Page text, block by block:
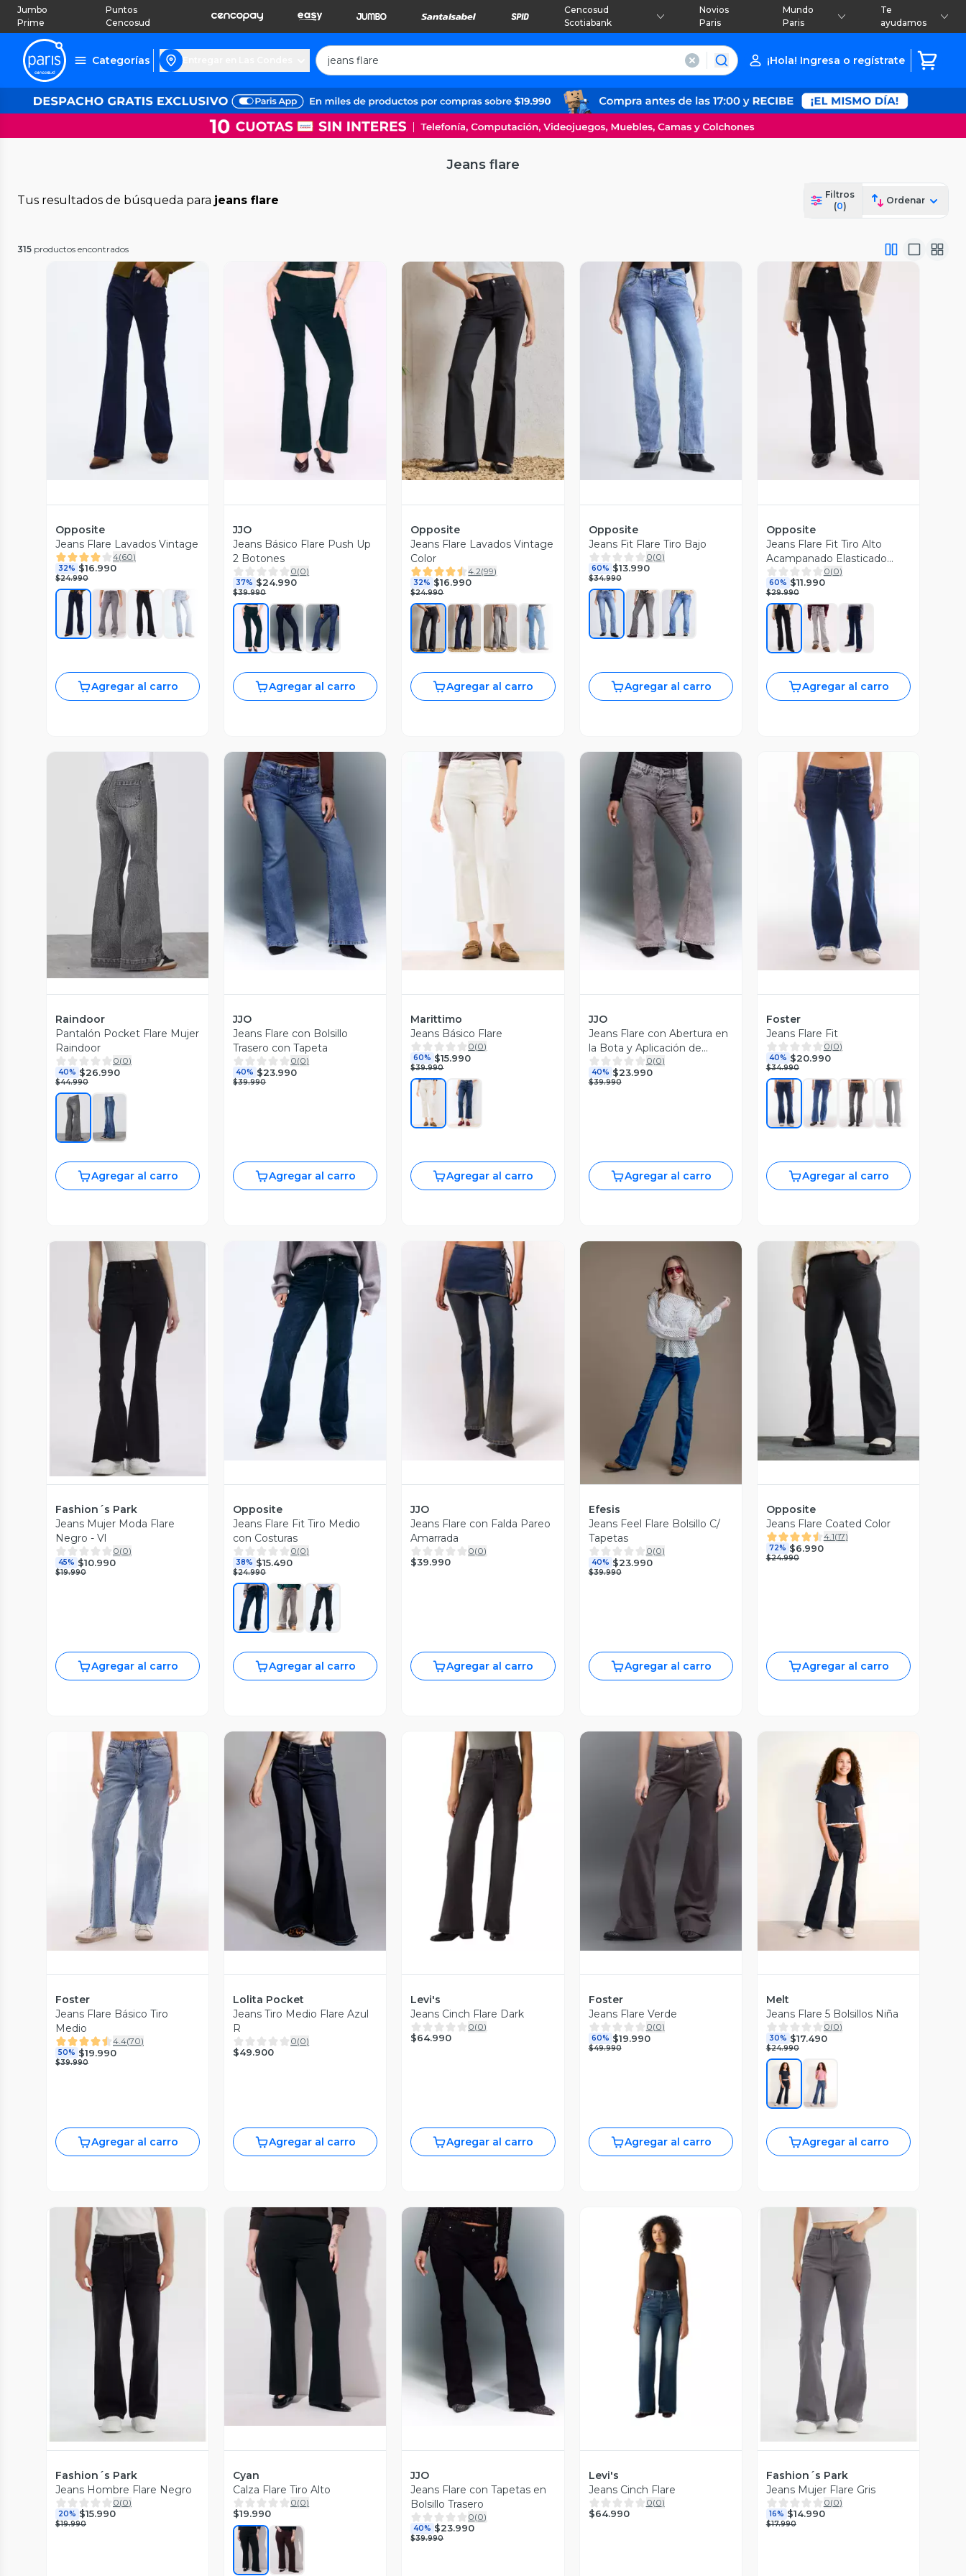
Jumbo
Prime
Puntos
Cencosud
Cencosud
Scotiabank
Novios
Paris
Mundo
Paris
Te
ayudamos
Categorías ¡Hola! Ingresa o regístrate
Jeans flare
Tus resultados de búsqueda para jeans flare
Filtros
(0)
Ordenar
315 productos encontrados
Vista Previa
Opposite
Jeans Flare Lavados Vintage
4(60)
32% $16.990
$24.990
Agregar al carro
Vista Previa
JJO
Jeans Básico Flare Push Up
2 Botones
0(0)
37% $24.990
$39.990
Agregar al carro
Vista Previa
Opposite
Jeans Flare Lavados Vintage
Color
4.2(99)
32% $16.990
$24.990
Agregar al carro
Vista Previa
Opposite
Jeans Fit Flare Tiro Bajo
0(0)
60% $13.990
$34.990
Agregar al carro
Vista Previa
Opposite
Jeans Flare Fit Tiro Alto
Acampanado Elasticado
Cargo
0(0)
60% $11.990
$29.990
Agregar al carro
Vista Previa
Raindoor
Pantalón Pocket Flare Mujer
Raindoor
0(0)
40% $26.990
$44.990
Agregar al carro
Vista Previa
JJO
Jeans Flare con Bolsillo
Trasero con Tapeta
0(0)
40% $23.990
$39.990
Agregar al carro
Marittimo
Jeans Básico Flare
0(0)
60% $15.990
$39.990
Agregar al carro
Vista Previa
JJO
Jeans Flare con Abertura en
la Bota y Aplicación de
Tachas
0(0)
40% $23.990
$39.990
Agregar al carro
Vista Previa
Foster
Jeans Flare Fit
0(0)
40% $20.990
$34.990
Agregar al carro
Vista Previa
Fashion´s Park
Jeans Mujer Moda Flare
Negro - Vl
0(0)
45% $10.990
$19.990
Agregar al carro
Vista Previa
Opposite
Jeans Flare Fit Tiro Medio
con Costuras
0(0)
38% $15.490
$24.990
Agregar al carro
Vista Previa
JJO
Jeans Flare con Falda Pareo
Amarrada
0(0)
$39.990
Agregar al carro
Vista Previa
Efesis
Jeans Feel Flare Bolsillo C/
Tapetas
0(0)
40% $23.990
$39.990
Agregar al carro
Vista Previa
Opposite
Jeans Flare Coated Color
4.1(17)
72% $6.990
$24.990
Agregar al carro
Vista Previa
Foster
Jeans Flare Básico Tiro
Medio
4.4(70)
50% $19.990
$39.990
Agregar al carro
Vista Previa
Lolita Pocket
Jeans Tiro Medio Flare Azul
R
0(0)
$49.900
Agregar al carro
Vista Previa
Levi's
Jeans Cinch Flare Dark
0(0)
$64.990
Agregar al carro
Vista Previa
Foster
Jeans Flare Verde
0(0)
60% $19.990
$49.990
Agregar al carro
Vista Previa
Melt
Jeans Flare 5 Bolsillos Niña
0(0)
30% $17.490
$24.990
Agregar al carro
Vista Previa
Fashion´s Park
Jeans Hombre Flare Negro
0(0)
20% $15.990
$19.990
Vista Previa
Cyan
Calza Flare Tiro Alto
0(0)
$19.990
Vista Previa
JJO
Jeans Flare con Tapetas en
Bolsillo Trasero
0(0)
40% $23.990
$39.990
Vista Previa
Levi's
Jeans Cinch Flare
0(0)
$64.990
Vista Previa
Fashion´s Park
Jeans Mujer Flare Gris
0(0)
16% $14.990
$17.990